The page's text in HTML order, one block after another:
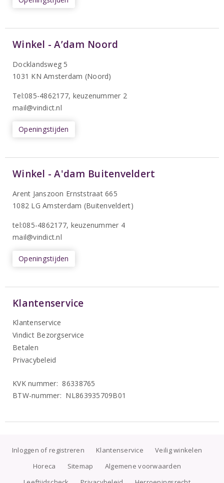
Winkel - A’dam Noord
Docklandsweg 5
1031 KN Amsterdam (Noord)
Tel:085-4862177, keuzenummer 2
mail@vindict.nl
Openingstijden
Winkel - A'dam Buitenveldert
Arent Janszoon Ernststraat 665
1082 LG Amsterdam (Buitenveldert)
tel:085-4862177, keuzenummer 4
mail@vindict.nl
Openingstijden
Klantenservice
Klantenservice
Vindict Bezorgservice
Betalen
Privacybeleid
KVK nummer: 86338765
BTW-nummer: NL863935709B01
Inloggen of registreren Klantenservice
Veilig winkelen
Horeca
Sitemap
Algemene voorwaarden